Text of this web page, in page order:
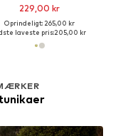
229,00 kr
Oprindeligt: 265,00 kr
laveste pris:205,00 kr